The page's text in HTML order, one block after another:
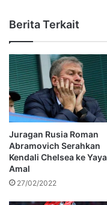
Berita Terkait
Juragan Rusia Roman
Abramovich Serahkan
Kendali Chelsea ke
Amal
27/02/2022